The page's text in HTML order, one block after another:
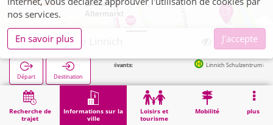
Recherche de
trajet
Informations sur la
ville
Loisirs et
tourisme
Mobilité plus
Hauptschule Linnich
Départ Destination
Arrêts suivants: Linnich Schulzentrum in 180m
Démarrage Informations sur la ville Hauptschule Linnich
nos services.
En savoir plus
J'accepte